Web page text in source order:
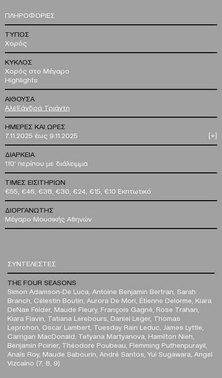
ΠΛΗΡΟΦΟΡΙΕΣ
ΤΥΠΟΣ
Χορός
ΚΥΚΛΟΣ
Χορός στο Μέγαρο
Highlights
ΑΙΘΟΥΣΑ
Αλεξάνδρα Τριάντη
ΗΜΕΡΕΣ ΚΑΙ ΩΡΕΣ
7.11.2025 έως 9.11.2025
[+]
ΔΙΑΡΚΕΙΑ
110' περίπου με διάλειμμα
ΤΙΜΕΣ ΕΙΣΙΤΗΡΙΩΝ
€55, €46, €38, €30, €24, €15, €10 Εκπτωτικό
ΔΙΟΡΓΑΝΩΤΗΣ
Μέγαρο Μουσικής Αθηνών
ΣΥΝΤΕΛΕΣΤΕΣ
THE FOUR SEASONS
Simon Adamson-De Luca, Antoine Benjamin Bertran, Sarah
Branch, Célestin Boutin, Aurora De Mori, Étienne Delorme, Kiara
DeNae Felder, Maude Fleury, François Gagné, Rose Trahan,
Kiara Flavin, Tatiana Lerebours, Daniel Leger, Thomas
Leprohon, Oscar Lambert, Tuesday Rain Leduc, James Lyttle,
Carrigan MacDonald, Tetyana Martyanova, Hamilton Nieh,
Benjamin Poirier, Théodore Poubeau, Flemming Puthenpurayil,
Anaïs Roy, Maude Sabourin, André Santos, Yui Sugawara, Angel
Vizcaíno (7, 8, 9)